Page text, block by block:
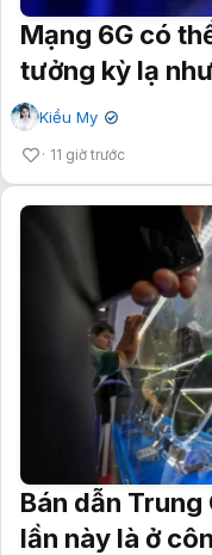
Mạng 6G có
tưởng kỳ lạ
Kiều My ✔
11 giờ trước
Bán dẫn
lần này là ở